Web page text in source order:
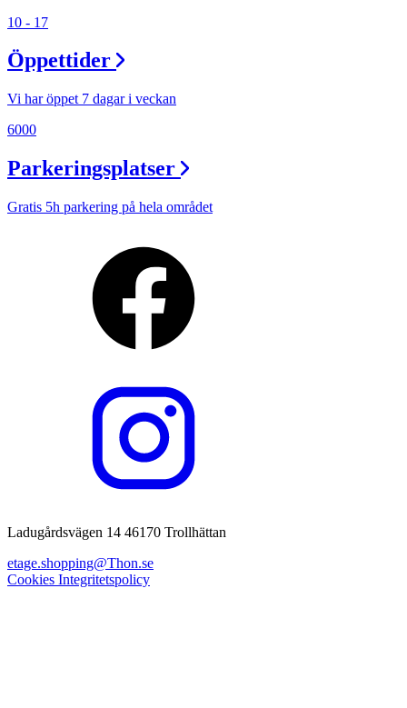
10 - 17
Öppettider
Vi har öppet 7 dagar i veckan
6000
Parkeringsplatser
Gratis 5h parkering på hela området
Ladugårdsvägen 14 46170 Trollhättan
etage.shopping@Thon.se
Cookies Integritetspolicy